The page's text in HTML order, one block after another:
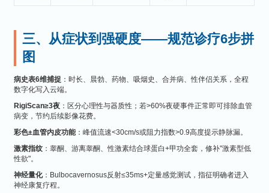
三、从症状到强硬度——规范诊疗6步拼
图
病史表6维捕捉 ：时长、晨勃、药物、吸烟史、合并病、性伴侣关系，全程
数字化写入云端。
RigiScan≥3夜 ：区分心理性与器质性；若>60%夜硬事件正常即可排除血管
病变，节约后续影像花费。
彩色±血管内皮功能：峰值流速<30cm/s或阻力指数>0.9高度提示静脉漏。
激素指纹 ：睾酮、游离睾酮、性激素结合球蛋白+甲功全套，修补"激素型低
性欲"。
神经量化：Bulbocavernosus反射≤35ms+定量感觉测试，指征明确者进入
神经康复疗程。